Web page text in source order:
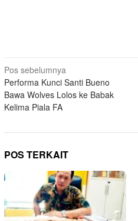
N
a
v
g
a
s
i
p
Pos sebelumnya
Performa Kunci Santi Bueno
Bawa Wolves Lolos ke Babak
Kelima Piala FA
POS TERKAIT